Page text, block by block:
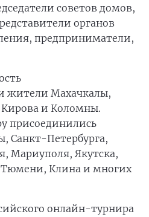
советов домов,
органов
предприниматели,
жители Махачкалы,
Кирова и Коломны.
присоединились
Санкт-Петербурга,
Мариуполя, Якутска,
Тюмени, Клина и многих
онлайн-турнира